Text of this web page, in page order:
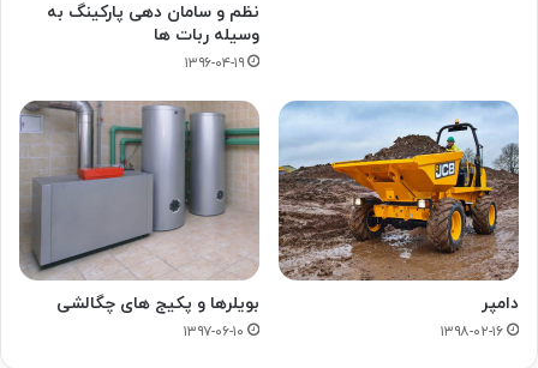
نظم و سامان دهی پارکینگ به
وسیله ربات ها
۱۳۹۶-۰۴-۱۹
دامپر
۱۳۹۸-۰۲-۱۶
بویلرها و پکیج های چگالشی
۱۳۹۷-۰۶-۱۰